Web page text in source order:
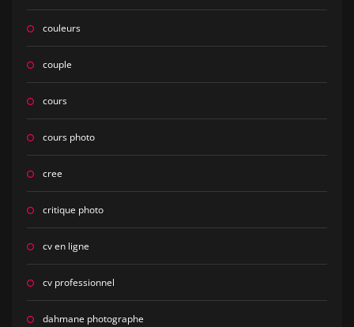
couleurs
couple
cours
cours photo
cree
critique photo
cv en ligne
cv professionnel
dahmane photographe